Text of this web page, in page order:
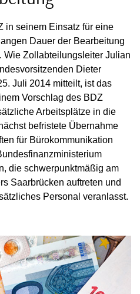
in seinem Einsatz für eine
Dauer der Bearbeitung
Wie Zollabteilungsleiter Julian
Dieter
Juli 2014 mitteilt, ist das
Vorschlag des BDZ
Arbeitsplätze in die
befristete Übernahme
für Bürokommunikation
die schwerpunktmäßig am
Saarbrücken auftreten und
Personal veranlasst.